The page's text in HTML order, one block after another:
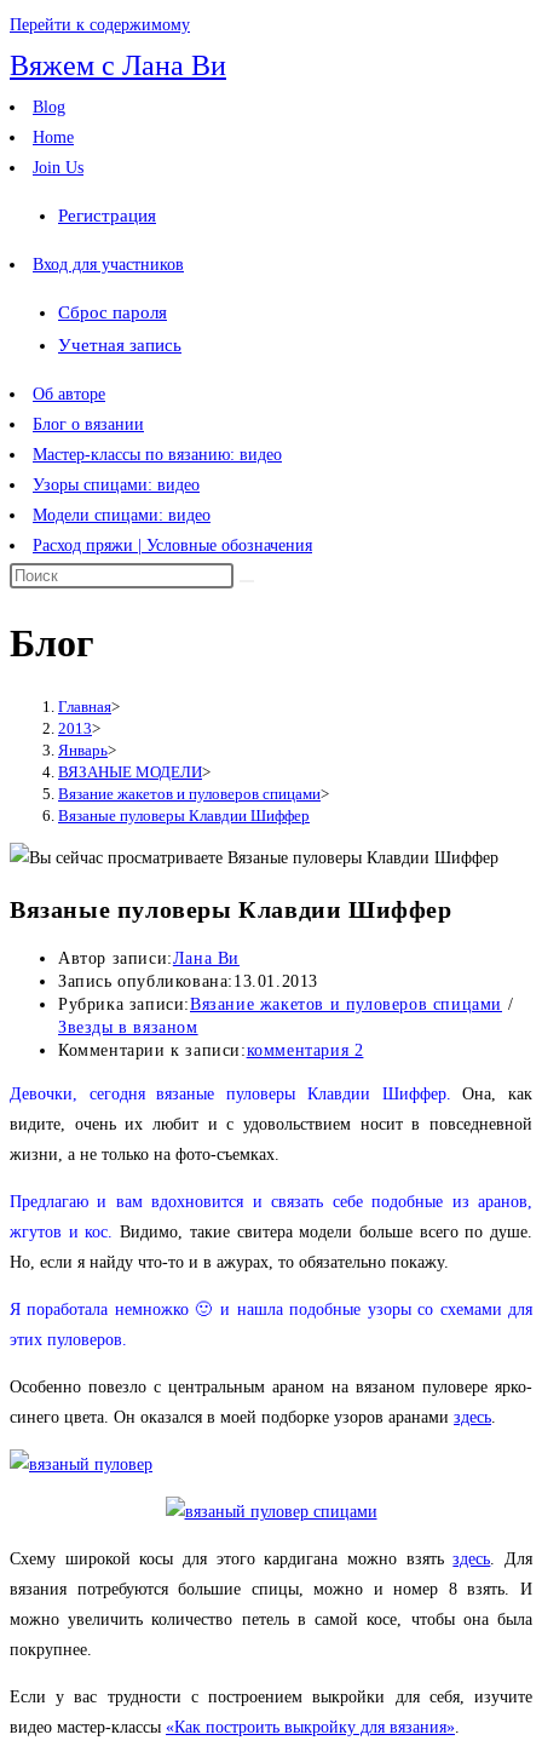
Перейти к содержимому
Вяжем с Лана Ви
Blog
Home
Join Us
Регистрация
Вход для участников
Сброс пароля
Учетная запись
Об авторе
Блог о вязании
Мастер-классы по вязанию: видео
Узоры спицами: видео
Модели спицами: видео
Расход пряжи | Условные обозначения
Блог
Главная>
2013>
Январь>
ВЯЗАНЫЕ МОДЕЛИ>
Вязание жакетов и пуловеров спицами>
Вязаные пуловеры Клавдии Шиффер
Вязаные пуловеры Клавдии Шиффер
Автор записи:Лана Ви
Запись опубликована: 13.01.2013
Рубрика записи:Вязание жакетов и пуловеров спицами /
Звезды в вязаном
Комментарии к записи:комментария 2
Девочки, сегодня вязаные пуловеры Клавдии Шиффер. Она, как
видите, очень их любит и с удовольствием носит в повседневной
жизни, а не только на фото-съемках.
Предлагаю и вам вдохновится и связать себе подобные из аранов,
жгутов и кос. Видимо, такие свитера модели больше всего по душе.
Но, если я найду что-то и в ажурах, то обязательно покажу.
Я поработала немножко 🙂 и нашла подобные узоры со схемами для
этих пуловеров.
Особенно повезло с центральным араном на вязаном пуловере ярко-
синего цвета. Он оказался в моей подборке узоров аранами здесь.
Схему широкой косы для этого кардигана можно взятьздесь. Для
вязания потребуются большие спицы, можно и номер 8 взять. И
можно увеличить количество петель в самой косе, чтобы она была
покрупнее.
Если у вас трудности с построением выкройки для себя, изучите
видео мастер-классы «Как построить выкройку для вязания».